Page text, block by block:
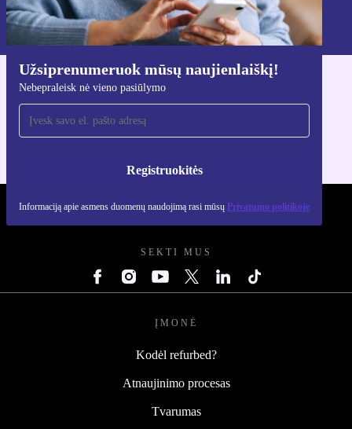
Užsiprenumeruok mūsų naujienlaiškį!
Nebepraleisk nė vieno pasiūlymo
Registruokitės
Informaciją apie asmens duomenų naudojimą rasi mūsų Privatumo politikoje
Informaciją apie asmens duomenų naudojimą rasi mūsų
Privatumo politikoje
Atsisiųsti refurbed programėlę
Skirta iOS ir Android
REFURBED LIETUVA - RETHINK NEW.
SEKTI MUS
ĮMONĖ
Kodėl refurbed?
Atnaujinimo procesas
Tvarumas